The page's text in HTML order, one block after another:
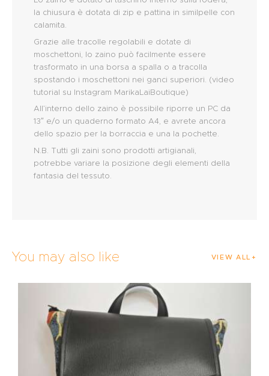
la chiusura è dotata di zip e pattina in similpelle con
calamita.
Grazie alle tracolle regolabili e dotate di
moschettoni, lo zaino può facilmente essere
trasformato in una borsa a spalla o a tracolla
spostando i moschettoni nei ganci superiori. (video
tutorial su Instagram MarikaLaiBoutique)
All’interno dello zaino è possibile riporre un PC da
13″ e/o un quaderno formato A4, e avrete ancora
dello spazio per la borraccia e una la pochette.
N.B. Tutti gli zaini sono prodotti artigianali,
potrebbe variare la posizione degli elementi della
fantasia del tessuto.
You may also like VIEW ALL